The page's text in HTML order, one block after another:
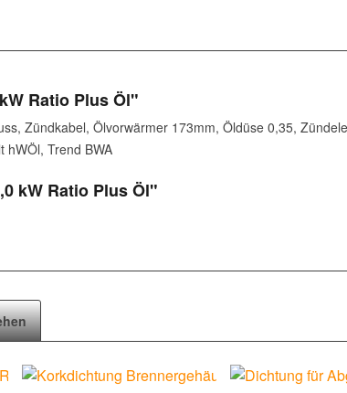
Ratio Plus Öl"
Zündkabel, Ölvorwärmer 173mm, Öldüse 0,35,
hWÖl, Trend BWA
kW Ratio Plus Öl"